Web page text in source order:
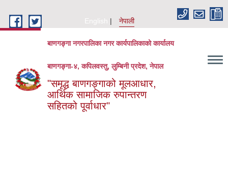
English
नेपाली
बाणगङ्गा नगरपालिका नगर कार्यपालिकाको कार्यालय
बाणगङ्गा-४, कपिलवस्तु, लुम्बिनी प्रदेश, नेपाल
"समृद्ध बाणगङ्गाको मूलआधार,
आर्थिक सामाजिक रुपान्तरण
सहितको पूर्वाधार"